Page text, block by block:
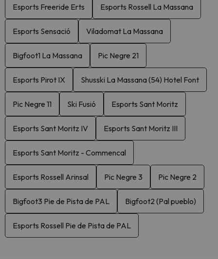
Esports Freeride Erts Esports Rossell La Massana
Esports Sensació Viladomat La Massana
Bigfoot1 La Massana Pic Negre 21
Esports Pirot IX Shusski La Massana (54) Hotel Font
Pic Negre 11 Ski Fusió Esports Sant Moritz
Esports Sant Moritz IV Esports Sant Moritz III
Esports Sant Moritz - Commencal
Esports Rossell Arinsal Pic Negre 3 Pic Negre 2
Bigfoot3 Pie de Pista de PAL Bigfoot2 (Pal pueblo)
Esports Rossell Pie de Pista de PAL